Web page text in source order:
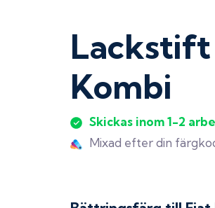
Lackstift
Kombi
Skickas inom 1-2
Mixad efter din